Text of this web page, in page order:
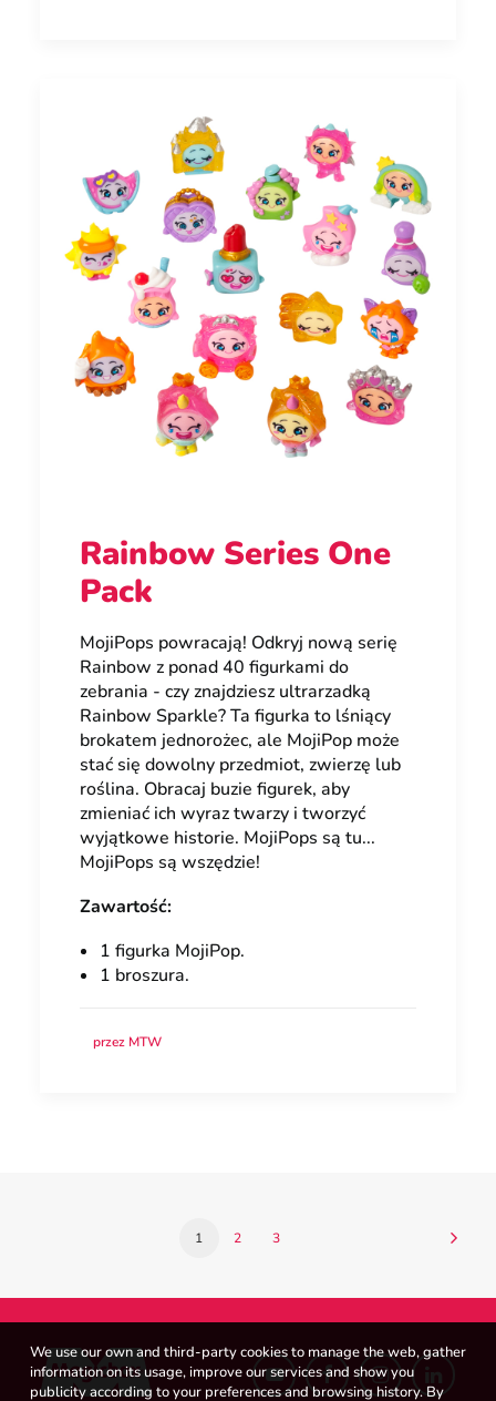
Rainbow Series One
Pack
MojiPops powracają! Odkryj nową serię
Rainbow z ponad 40 figurkami do
zebrania - czy znajdziesz ultrarzadką
Rainbow Sparkle? Ta figurka to lśniący
brokatem jednorożec, ale MojiPop może
stać się dowolny przedmiot, zwierzę lub
roślina. Obracaj buzie figurek, aby
zmieniać ich wyraz twarzy i tworzyć
wyjątkowe historie. MojiPops są tu...
MojiPops są wszędzie!
Zawartość:
1 figurka MojiPop.
1 broszura.
przez MTW
1 2 3
We use our own and third-party cookies to manage the web, gather
information on its usage, improve our services and show you
publicity according to your preferences and browsing history. By